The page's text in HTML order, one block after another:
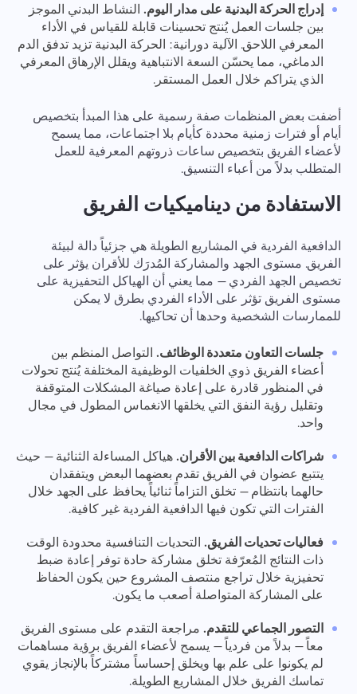
إدراج الحركة البدنية على مدار اليوم.النشاط البدني الموجز
بين جلسات العمل يُنتج تحسينات قابلة للقياس في الأداء
المعرفي اللاحق. الآلية دورانية: الحركة البدنية تزيد تدفق الدم
الدماغي، مما يحسّن السعة الانتباهية ويقلل الإرهاق المعرفي
الذي يتراكم خلال العمل المستقر.
أضفت بعض المنظمات صفة رسمية على هذا المبدأ بتخصيص
أيام أو فترات زمنية محددة كأيام بلا اجتماعات، مما يسمح
لأعضاء الفريق بتخصيص ساعات ذروتهم المعرفية للعمل
المتطلب بدلاً من أعباء التنسيق.
الاستفادة من ديناميكيات الفريق
الدافعية الفردية في المشاريع الطويلة هي جزئياً دالة لبيئة
الفريق. مستوى الجهد والمشاركة المُدرَك للأقران يؤثر على
تخصيص الجهد الفردي — مما يعني أن الهياكل التحفيزية على
مستوى الفريق تؤثر على الأداء الفردي بطرق لا يمكن
للممارسات الشخصية وحدها أن تحاكيها.
جلسات التعاون متعددة الوظائف.التواصل المنظم بين
أعضاء الفريق ذوي الخلفيات الوظيفية المختلفة يُنتج تحولات
في المنظور قادرة على إعادة صياغة المشكلات المتوقفة
وتقليل رؤية النفق التي يخلقها الانغماس المطول في مجال
واحد.
شراكات الدافعية بين الأقران.هياكل المساءلة الثنائية — حيث
يتتبع عضوان في الفريق تقدم بعضهما البعض ويتفقدان
حالهما بانتظام — تخلق التزاماً ثنائياً يحافظ على الجهد خلال
الفترات التي تكون فيها الدافعية الفردية غير كافية.
فعاليات تحديات الفريق.التحديات التنافسية محدودة الوقت
ذات النتائج المُعرّفة تخلق مشاركة حادة توفر إعادة ضبط
تحفيزية خلال تراجع منتصف المشروع حين يكون الحفاظ
على المشاركة المتواصلة أصعب ما يكون.
التصور الجماعي للتقدم.مراجعة التقدم على مستوى الفريق
معاً — بدلاً من فردياً — يسمح لأعضاء الفريق برؤية مساهمات
لم يكونوا على علم بها ويخلق إحساساً مشتركاً بالإنجاز يقوي
تماسك الفريق خلال المشاريع الطويلة.